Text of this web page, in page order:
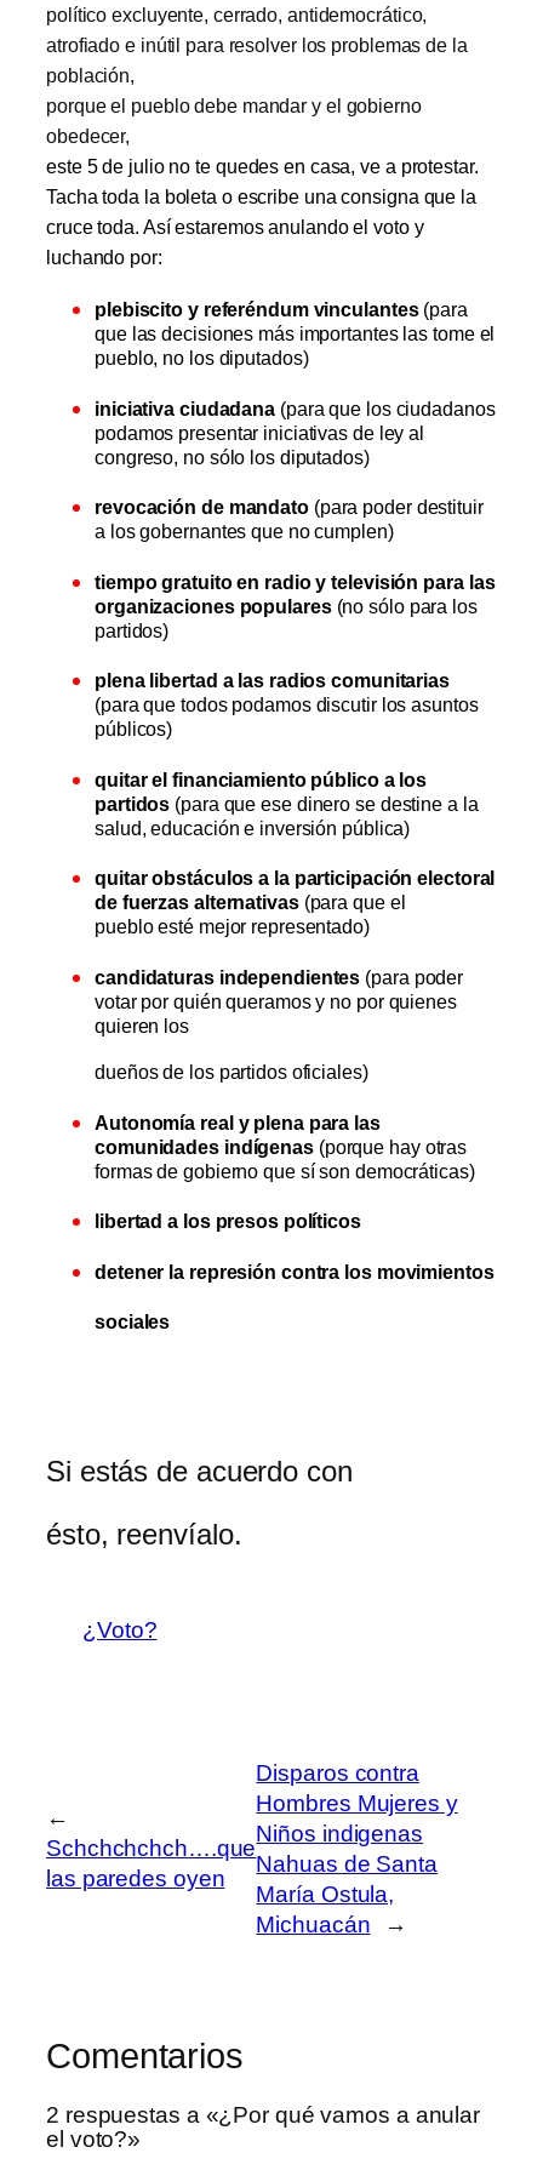
político excluyente, cerrado, antidemocrático,
atrofiado e inútil para resolver los problemas de la
población,
porque el pueblo debe mandar y el gobierno
obedecer,
este 5 de julio no te quedes en casa, ve a protestar.
Tacha toda la boleta o escribe una consigna que la
cruce toda. Así estaremos anulando el voto y
luchando por:
plebiscito y referéndum vinculantes (para
que las decisiones más importantes las tome el
pueblo, no los diputados)
iniciativa ciudadana (para que los ciudadanos
podamos presentar iniciativas de ley al
congreso, no sólo los diputados)
revocación de mandato(para poder destituir
a los gobernantes que no cumplen)
tiempo gratuito en radio y televisión para las
organizaciones populares(no sólo para los
partidos)
plena libertad a las radios comunitarias
(para que todos podamos discutir los asuntos
públicos)
quitar el financiamiento público a los
partidos (para que ese dinero se destine a la
salud, educación e inversión pública)
quitar obstáculos a la participación electoral
de fuerzas alternativas (para que el
pueblo esté mejor representado)
candidaturas independientes (para poder
votar por quién queramos y no por quienes
quieren los
dueños de los partidos oficiales)
Autonomía real y plena para las
comunidades indígenas(porque hay otras
formas de gobierno que sí son democráticas)
libertad a los presos políticos
detener la represión contra los movimientos
sociales
Si estás de acuerdo con
ésto, reenvíalo.
¿Voto?
←
Schchchchch….que
las paredes oyen
Disparos contra
Hombres Mujeres y
Niños indigenas
Nahuas de Santa
María Ostula,
Michuacán
→
Comentarios
2 respuestas a «¿Por qué vamos a anular
el voto?»